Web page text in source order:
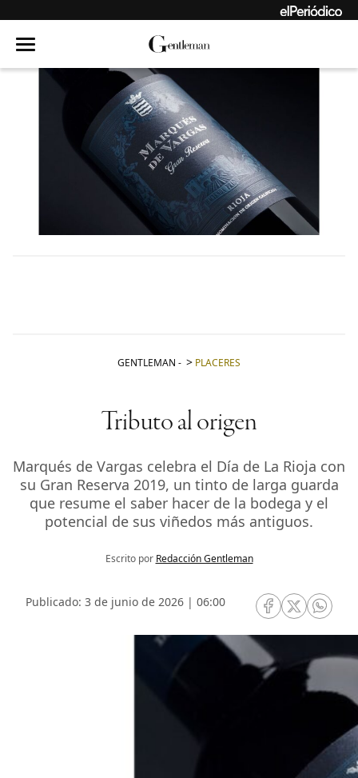
GENTLEMAN - PLACERES
Tributo al origen
Marqués de Vargas celebra el Día de La Rioja con
su Gran Reserva 2019, un tinto de larga guarda
que resume el saber hacer de la bodega y el
potencial de sus viñedos más antiguos.
Escrito por Redacción Gentleman
Publicado: 3 de junio de 2026 | 06:00
RRSS Facebook
RRSSRRSS